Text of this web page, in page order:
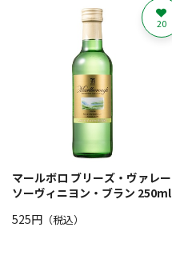
マールボロ ブリーズ・ヴァレー
ソーヴィニヨン・ブラン 250ml
525円 （税込）
20